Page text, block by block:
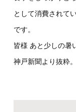
として消費されて
です。
皆様 あと少しの暑
神戸新聞より抜粋。